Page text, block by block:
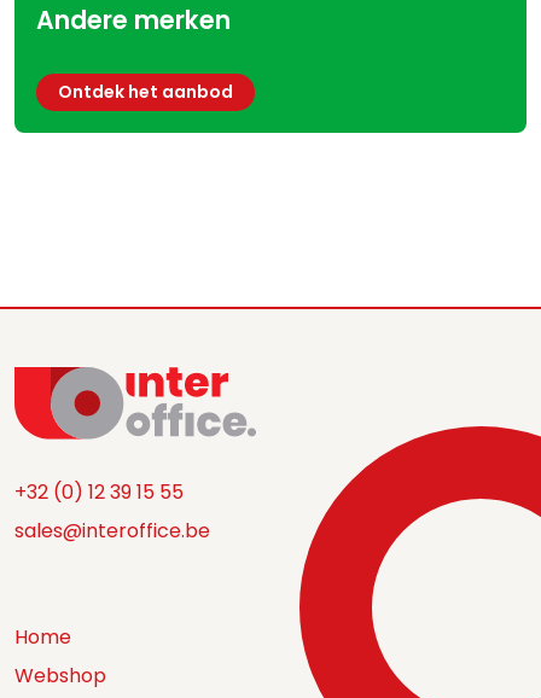
Andere merken
Ontdek het aanbod
+32 (0) 12 39 15 55
sales@interoffice.be
Home
Webshop